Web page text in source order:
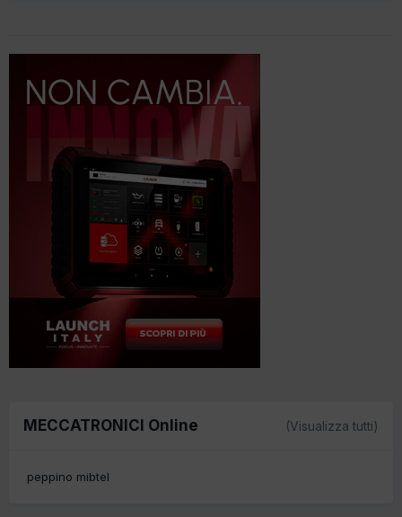
MECCATRONICI Online (Visualizza tutti)
peppino mibtel